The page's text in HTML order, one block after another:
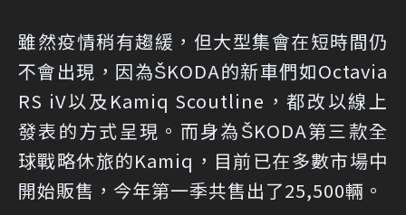
雖然疫情稍有趨緩，但大型集會在短時間仍
不會出現，因為ŠKODA的新車們如Octavia
RS iV以及Kamiq Scoutline，都改以線上
發表的方式呈現。而身為ŠKODA第三款全
球戰略休旅的Kamiq，目前已在多數市場中
開始販售，今年第一季共售出了25,500輛。